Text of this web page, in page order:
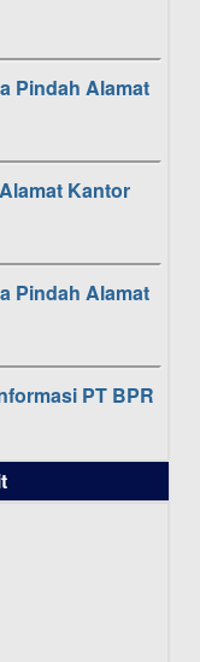
Pindah Alamat
Kantor
Pindah Alamat
PT BPR
TAMASHA